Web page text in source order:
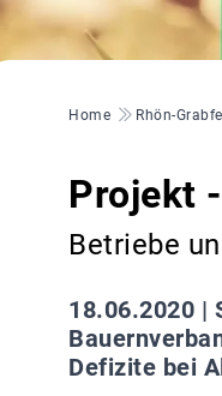
Pfadnavigation
Home Rhön-
Projekt
Betriebe
18.06.2020 |
Defizite bei